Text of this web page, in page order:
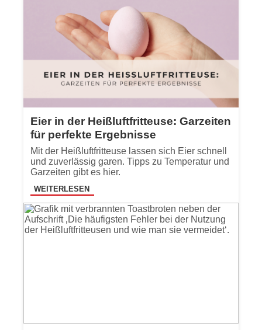
Eier in der Heißluftfritteuse: Garzeiten
für perfekte Ergebnisse
Mit der Heißluftfritteuse lassen sich Eier schnell
und zuverlässig garen. Tipps zu Temperatur und
Garzeiten gibt es hier.
WEITERLESEN